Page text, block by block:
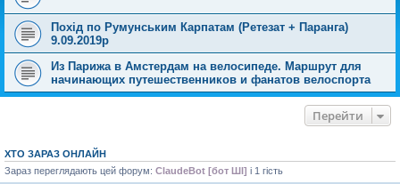
Похід по Румунським Карпатам (Ретезат + Паранга)
9.09.2019р
Из Парижа в Амстердам на велосипеде. Маршрут для
начинающих путешественников и фанатов велоспорта
Перейти
ХТО ЗАРАЗ ОНЛАЙН
Зараз переглядають цей форум: ClaudeBot [бот ШІ] і 1 гість